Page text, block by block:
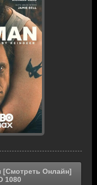
[Смотреть Онлайн]
1080